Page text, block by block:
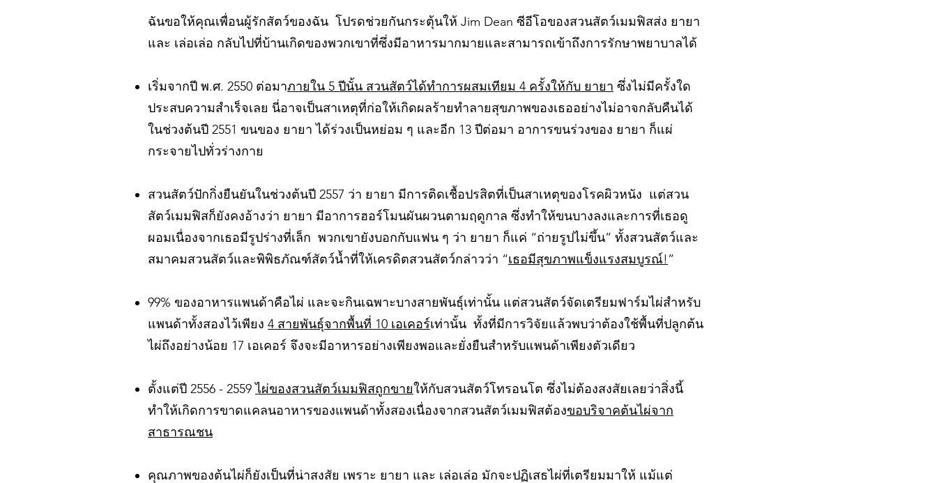
ฉันขอให้คุณเพื่อนผู้รักสัตว์ของฉัน โปรดช่วยกันกระตุ้นให้ Jim Dean ซีอีโอของสวนสัตว์เมมฟิสส่ง ยายา
และ เล่อเล่อ กลับไปที่บ้านเกิดของพวกเขาที่ซึ่งมีอาหารมากมายและสามารถเข้าถึงการรักษาพยาบาลได้
เริ่มจากปี พ.ศ. 2550 ต่อมาภายใน 5 ปีนั้น สวนสัตว์ได้ทำการผสมเทียม 4 ครั้งให้กับ ยายา ซึ่งไม่มีครั้งใด
ประสบความสำเร็จเลย นี่อาจเป็นสาเหตุที่ก่อให้เกิดผลร้ายทำลายสุขภาพของเธออย่างไม่อาจกลับคืนได้
ในช่วงต้นปี 2551 ขนของ ยายา ได้ร่วงเป็นหย่อม ๆ และอีก 13 ปีต่อมา อาการขนร่วงของ ยายา ก็แผ่
กระจายไปทั่วร่างกาย
สวนสัตว์ปักกิ่งยืนยันในช่วงต้นปี 2557 ว่า ยายา มีการติดเชื้อปรสิตที่เป็นสาเหตุของโรคผิวหนัง แต่สวน
สัตว์เมมฟิสก็ยังคงอ้างว่า ยายา มีอาการฮอร์โมนผันผวนตามฤดูกาล ซึ่งทำให้ขนบางลงและการที่เธอดู
ผอมเนื่องจากเธอมีรูปร่างที่เล็ก พวกเขายังบอกกับแฟน ๆ ว่า ยายา ก็แค่ “ถ่ายรูปไม่ขึ้น” ทั้งสวนสัตว์และ
สมาคมสวนสัตว์และพิพิธภัณฑ์สัตว์น้ำที่ให้เครดิตสวนสัตว์กล่าวว่า “เธอมีสุขภาพแข็งแรงสมบูรณ์! ”
99% ของอาหารแพนด้าคือไผ่ และจะกินเฉพาะบางสายพันธุ์เท่านั้น แต่สวนสัตว์จัดเตรียมฟาร์มไผ่สำหรับ
แพนด้าทั้งสองไว้เพียง 4 สายพันธุ์จากพื้นที่ 10 เอเคอร์เท่านั้น ทั้งที่มีการวิจัยแล้วพบว่าต้องใช้พื้นที่ปลูกต้น
ไผ่ถึงอย่างน้อย 17 เอเคอร์ จึงจะมีอาหารอย่างเพียงพอและยั่งยืนสำหรับแพนด้าเพียงตัวเดียว
ตั้งแต่ปี 2556 - 2559ไผ่ของสวนสัตว์เมมฟิสถูกขายให้กับสวนสัตว์โทรอนโต ซึ่งไม่ต้องสงสัยเลยว่าสิ่งนี้
ทำให้เกิดการขาดแคลนอาหารของแพนด้าทั้งสองเนื่องจากสวนสัตว์เมมฟิสต้องขอบริจาคต้นไผ่จาก
สาธารณชน
คุณภาพของต้นไผ่ก็ยังเป็นที่น่าสงสัย เพราะ ยายา และ เล่อเล่อ มักจะปฏิเสธไผ่ที่เตรียมมาให้ แม้แต่